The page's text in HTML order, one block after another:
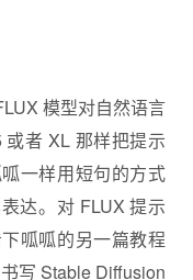
模型对自然语言
者 XL 那样把提示
一样用短句的方式
达。对 FLUX 提示
呱呱的另一篇教程
写 Stable Diffusion